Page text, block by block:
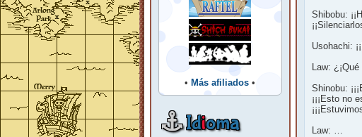
• Más afiliados •
Idioma
Shibobu:
Usohachi:
Law:
Shinobu:
¡¡¡Esto no
Law: …